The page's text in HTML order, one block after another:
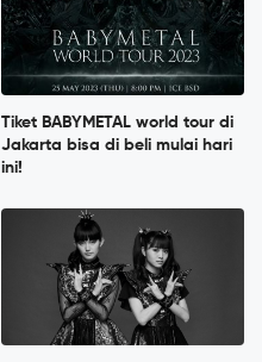
Tiket BABYMETAL world tour di
Jakarta bisa di beli mulai hari
ini!